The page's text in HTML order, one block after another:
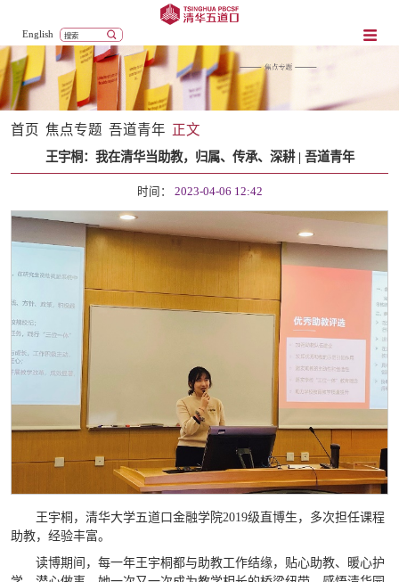
English
首页 焦点专题 吾道青年 正文
王宇桐：我在清华当助教，归属、传承、深耕 | 吾道青年
时间： 2023-04-06 12:42
王宇桐，清华大学五道口金融学院2019级直博生，多次担任课程
助教，经验丰富。
读博期间，每一年王宇桐都与助教工作结缘，贴心助教、暖心护